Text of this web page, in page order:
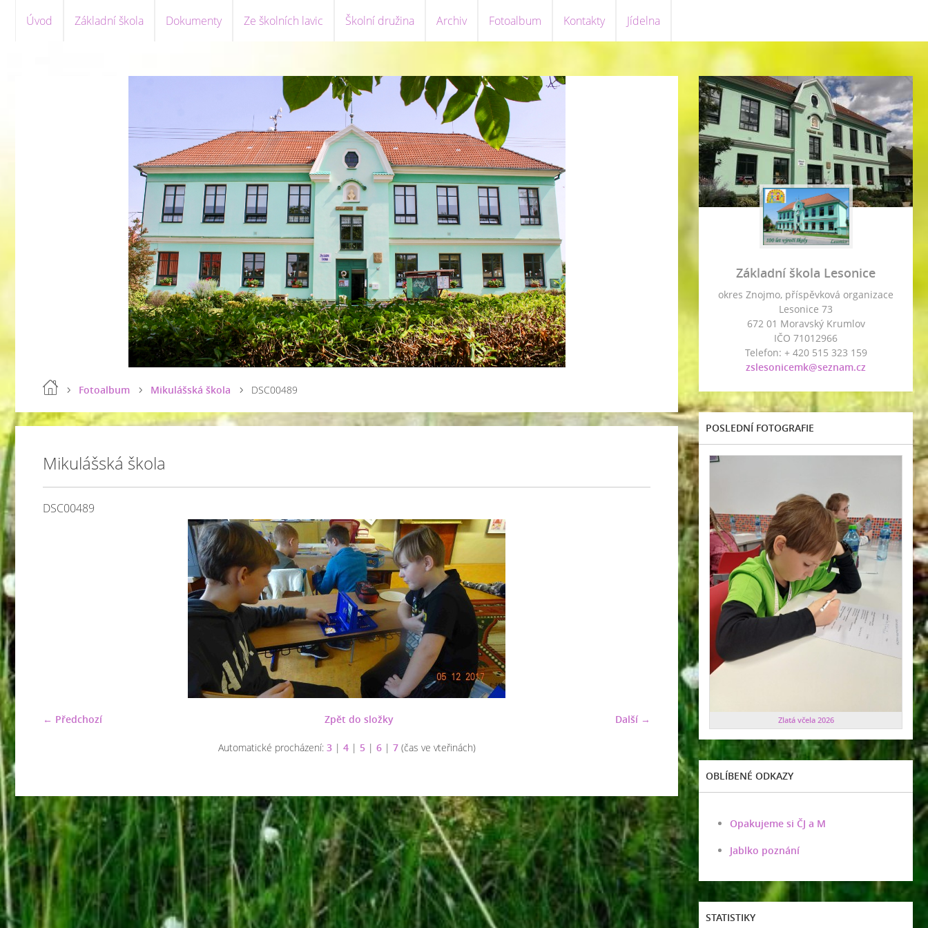
Úvod Základní škola Dokumenty Ze školních lavic Školní družina Archiv Fotoalbum Kontakty Jídelna
Fotoalbum Mikulášská škola DSC00489
Mikulášská škola
DSC00489
← Předchozí Další →
Zpět do složky
Automatické procházení: 3| 4| 5| 6| 7(čas ve vteřinách)
Základní škola Lesonice
okres Znojmo, příspěvková organizace
Lesonice 73
672 01 Moravský Krumlov
IČO 71012966
Telefon: + 420 515 323 159
zslesonicemk@seznam.cz
POSLEDNÍ FOTOGRAFIE
Zlatá včela 2026
OBLÍBENÉ ODKAZY
Opakujeme si ČJ a M
Jablko poznání
STATISTIKY